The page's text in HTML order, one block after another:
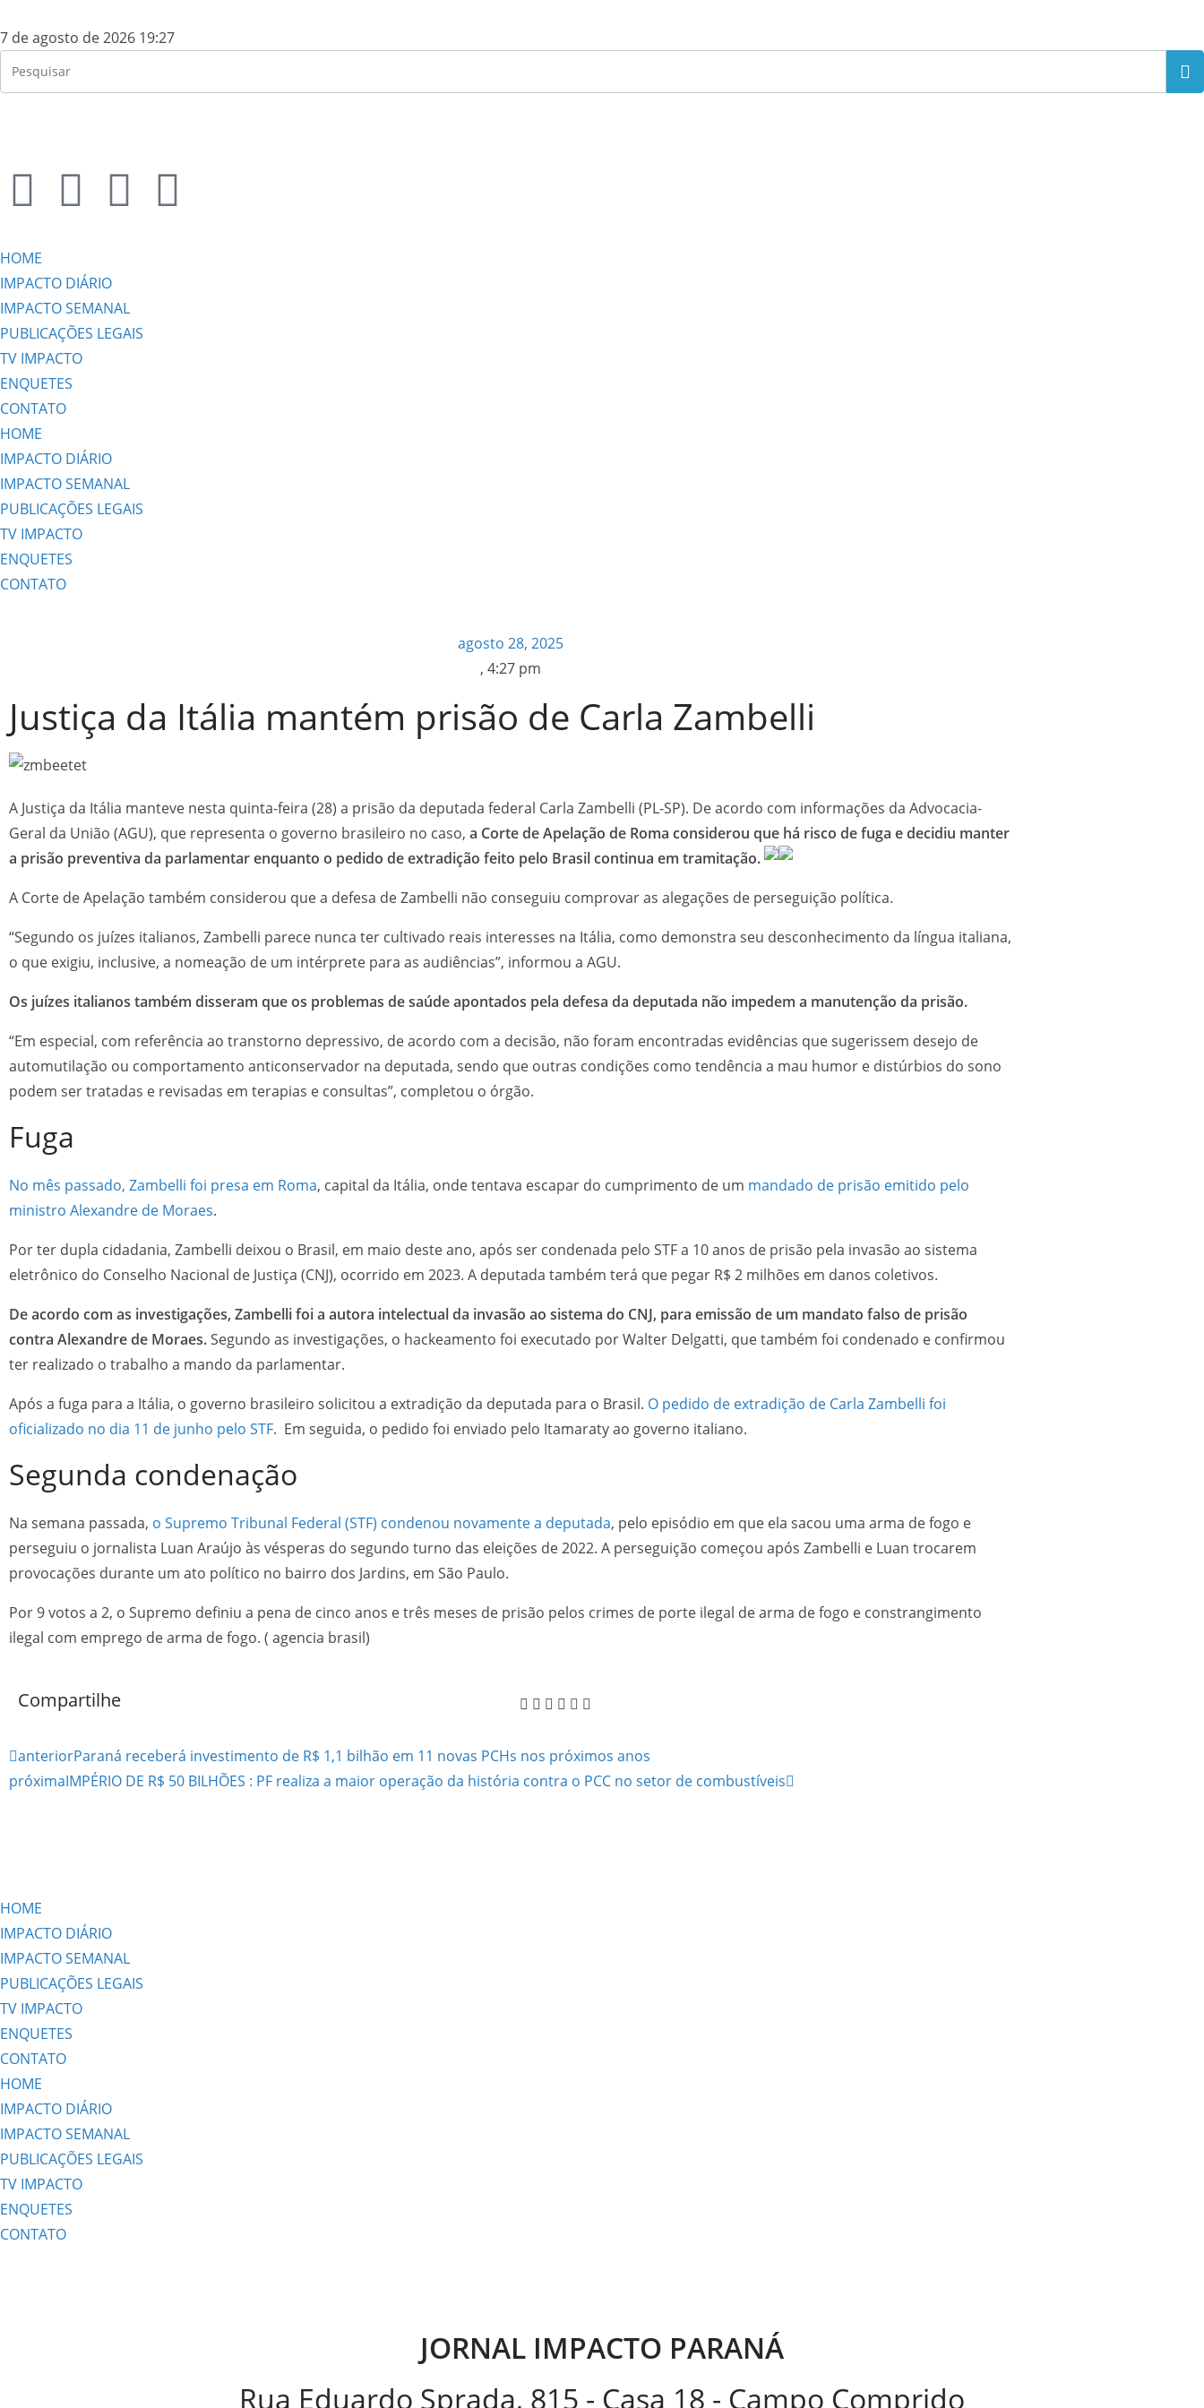
7 de agosto de 2026 19:27
HOME
IMPACTO DIÁRIO
IMPACTO SEMANAL
PUBLICAÇÕES LEGAIS
TV IMPACTO
ENQUETES
CONTATO
HOME
IMPACTO DIÁRIO
IMPACTO SEMANAL
PUBLICAÇÕES LEGAIS
TV IMPACTO
ENQUETES
CONTATO
agosto 28, 2025
, 4:27 pm
Justiça da Itália mantém prisão de Carla Zambelli
A Justiça da Itália manteve nesta quinta-feira (28) a prisão da deputada federal Carla Zambelli (PL-SP). De acordo com informações da Advocacia-
Geral da União (AGU), que representa o governo brasileiro no caso, a Corte de Apelação de Roma considerou que há risco de fuga e decidiu manter
a prisão preventiva da parlamentar enquanto o pedido de extradição feito pelo Brasil continua em tramitação.
A Corte de Apelação também considerou que a defesa de Zambelli não conseguiu comprovar as alegações de perseguição política.
“Segundo os juízes italianos, Zambelli parece nunca ter cultivado reais interesses na Itália, como demonstra seu desconhecimento da língua italiana,
o que exigiu, inclusive, a nomeação de um intérprete para as audiências”, informou a AGU.
Os juízes italianos também disseram que os problemas de saúde apontados pela defesa da deputada não impedem a manutenção da prisão.
“Em especial, com referência ao transtorno depressivo, de acordo com a decisão, não foram encontradas evidências que sugerissem desejo de
automutilação ou comportamento anticonservador na deputada, sendo que outras condições como tendência a mau humor e distúrbios do sono
podem ser tratadas e revisadas em terapias e consultas”, completou o órgão.
Fuga
No mês passado, Zambelli foi presa em Roma, capital da Itália, onde tentava escapar do cumprimento de um mandado de prisão emitido pelo
ministro Alexandre de Moraes.
Por ter dupla cidadania, Zambelli deixou o Brasil, em maio deste ano, após ser condenada pelo STF a 10 anos de prisão pela invasão ao sistema
eletrônico do Conselho Nacional de Justiça (CNJ), ocorrido em 2023. A deputada também terá que pegar R$ 2 milhões em danos coletivos.
De acordo com as investigações, Zambelli foi a autora intelectual da invasão ao sistema do CNJ, para emissão de um mandato falso de prisão
contra Alexandre de Moraes.Segundo as investigações, o hackeamento foi executado por Walter Delgatti, que também foi condenado e confirmou
ter realizado o trabalho a mando da parlamentar.
Após a fuga para a Itália, o governo brasileiro solicitou a extradição da deputada para o Brasil. O pedido de extradição de Carla Zambelli foi
oficializado no dia 11 de junho pelo STF. Em seguida, o pedido foi enviado pelo Itamaraty ao governo italiano.
Segunda condenação
Na semana passada, o Supremo Tribunal Federal (STF) condenou novamente a deputada, pelo episódio em que ela sacou uma arma de fogo e
perseguiu o jornalista Luan Araújo às vésperas do segundo turno das eleições de 2022. A perseguição começou após Zambelli e Luan trocarem
provocações durante um ato político no bairro dos Jardins, em São Paulo.
Por 9 votos a 2, o Supremo definiu a pena de cinco anos e três meses de prisão pelos crimes de porte ilegal de arma de fogo e constrangimento
ilegal com emprego de arma de fogo. ( agencia brasil)
Compartilhe
anteriorParaná receberá investimento de R$ 1,1 bilhão em 11 novas PCHs nos próximos anos
próximaIMPÉRIO DE R$ 50 BILHÕES : PF realiza a maior operação da história contra o PCC no setor de combustíveis
HOME
IMPACTO DIÁRIO
IMPACTO SEMANAL
PUBLICAÇÕES LEGAIS
TV IMPACTO
ENQUETES
CONTATO
HOME
IMPACTO DIÁRIO
IMPACTO SEMANAL
PUBLICAÇÕES LEGAIS
TV IMPACTO
ENQUETES
CONTATO
JORNAL IMPACTO PARANÁ
Rua Eduardo Sprada, 815 - Casa 18 - Campo Comprido